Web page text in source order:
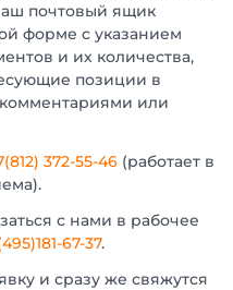
почтовый ящик
форме с указанием
и их количества,
позиции в
комментариями или
372-55-46 (работает в
с нами в рабочее
67-37.
и сразу же свяжутся